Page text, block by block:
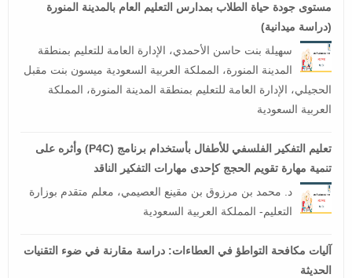
مستوى جودة حياة الطلاب بمدارس التعليم العام بالمدينة المنورة
(دراسة ميدانية)
سهيلة بنت حاسن الأحمدي، الإدارة العامة للتعليم بمنطقة
المدينة المنورة، المملكة العربية السعودية ميسون بنت مقبل
الحجيلي، الإدارة العامة للتعليم بمنطقة المدينة المنورة، المملكة
العربية السعودية
تعليم التفكير الفلسفي للأطفال بأستخدام برنامج (P4C) وأثره على
تنمية مهارة تقويم الحجج كإحدى مهارات التفكير الناقد
د. محمد بن مرزوق بن مقينع العصيمي، معلم متقدم بوزارة
التعليم- المملكة العربية السعودية
آليات مكافحة التواطؤ في العطاءات: دراسة مقارنة في ضوء التقنيات
الحديثة